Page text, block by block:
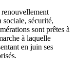
sécurité,
sont prêtes à
à laquelle
en juin ses